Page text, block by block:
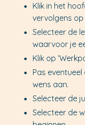
Klik in het
vervolgens
Selecteer de
waarvoor je
Klik op
Pas
wens aan.
Selecteer de
Selecteer de